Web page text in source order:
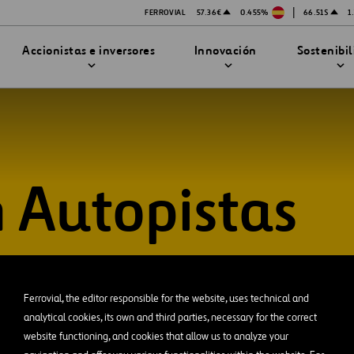
Ferrovial, the editor responsible for the website, uses technical and
analytical cookies, its own and third parties, necessary for the correct
website functioning, and cookies that allow us to analyze your
FERROVIAL 57.36€ 0.455% | 66.51$
INVERSORES
Innovación en seguridad
Tecnologías
STEM
Proyectos Financiados
Accionistas e inversores Innovación